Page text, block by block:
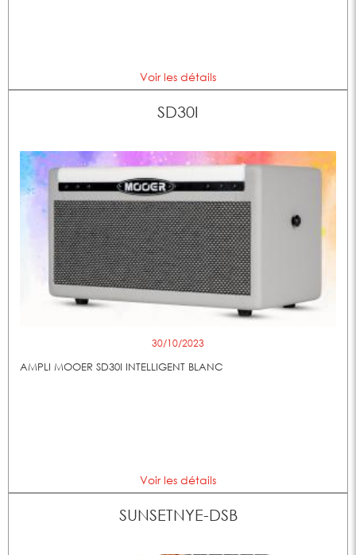
Voir les détails
SD30I
30/10/2023
AMPLI MOOER SD30I INTELLIGENT BLANC
Voir les détails
SUNSETNYE-DSB